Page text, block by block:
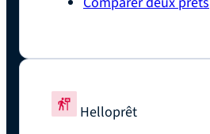
Helloprêt